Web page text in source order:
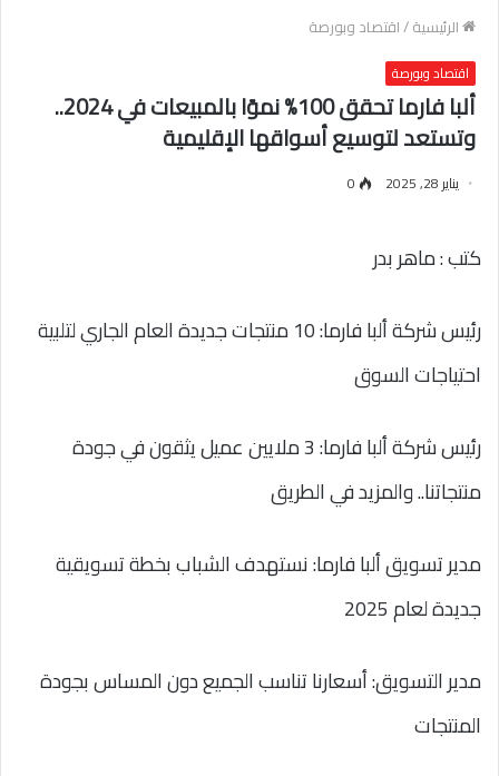
الرئيسية/اقتصاد وبورصة
اقتصاد وبورصة
ألبا فارما تحقق 100% نموًا بالمبيعات في 2024..
وتستعد لتوسيع أسواقها الإقليمية
يناير 28, 2025 0
كتب : ماهر بدر
رئيس شركة ألبا فارما: 10 منتجات جديدة العام الجاري لتلبية
احتياجات السوق
رئيس شركة ألبا فارما: 3 ملايين عميل يثقون في جودة
منتجاتنا.. والمزيد في الطريق
مدير تسويق ألبا فارما: نستهدف الشباب بخطة تسويقية
جديدة لعام 2025
مدير التسويق: أسعارنا تناسب الجميع دون المساس بجودة
المنتجات